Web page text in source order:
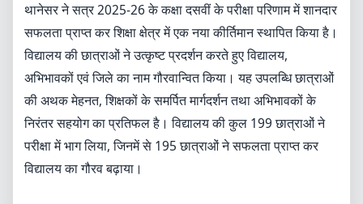
थानेसर ने सत्र 2025-26 के कक्षा दसवीं के परीक्षा परिणाम में शानदार
सफलता प्राप्त कर शिक्षा क्षेत्र में एक नया कीर्तिमान स्थापित किया है।
विद्यालय की छात्राओं ने उत्कृष्ट प्रदर्शन करते हुए विद्यालय,
अभिभावकों एवं जिले का नाम गौरवान्वित किया। यह उपलब्धि छात्राओं
की अथक मेहनत, शिक्षकों के समर्पित मार्गदर्शन तथा अभिभावकों के
निरंतर सहयोग का प्रतिफल है। विद्यालय की कुल 199 छात्राओं ने
परीक्षा में भाग लिया, जिनमें से 195 छात्राओं ने सफलता प्राप्त कर
विद्यालय का गौरव बढ़ाया।